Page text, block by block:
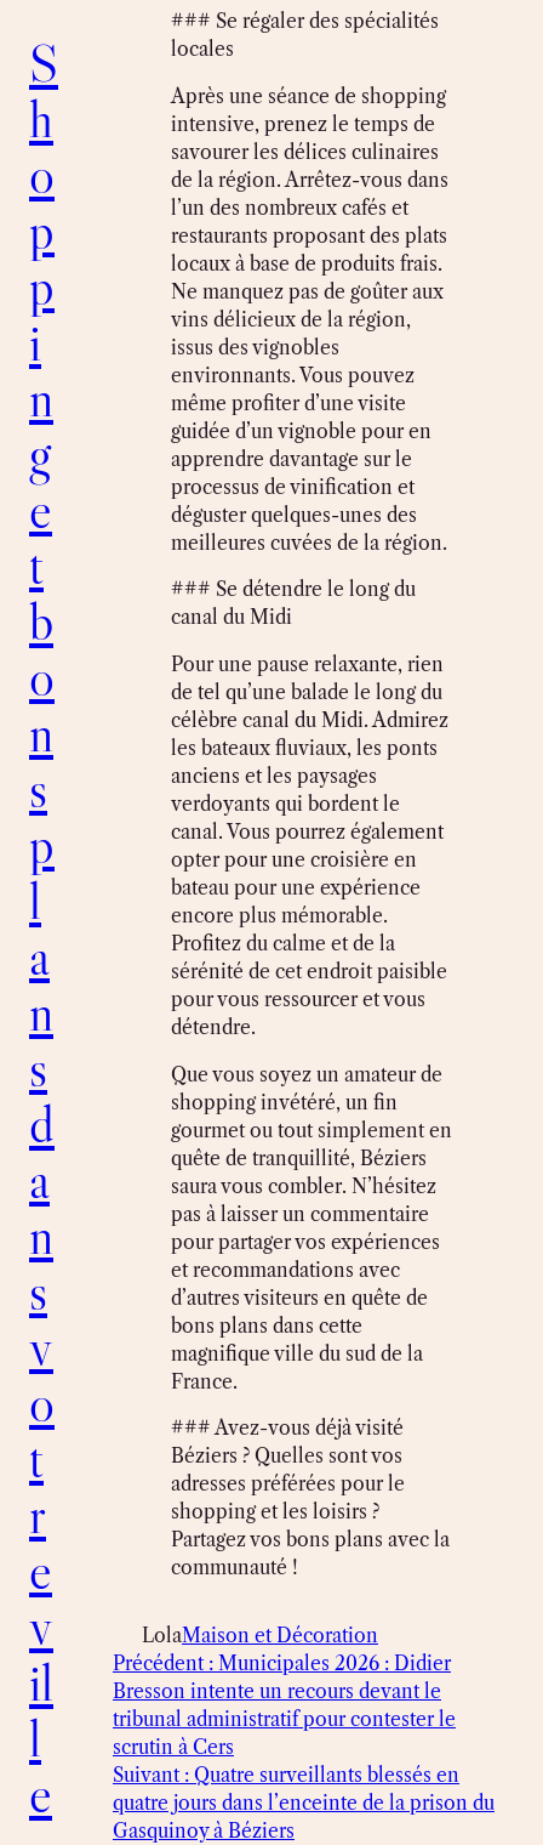
S
h
o
p
p
i
n
g
e
t
b
o
n
s
p
l
a
n
s
d
a
n
s
v
o
t
r
e
v
il
l
e
### Se régaler des spécialités
locales
Après une séance de shopping
intensive, prenez le temps de
savourer les délices culinaires
de la région. Arrêtez-vous dans
l’un des nombreux cafés et
restaurants proposant des plats
locaux à base de produits frais.
Ne manquez pas de goûter aux
vins délicieux de la région,
issus des vignobles
environnants. Vous pouvez
même profiter d’une visite
guidée d’un vignoble pour en
apprendre davantage sur le
processus de vinification et
déguster quelques-unes des
meilleures cuvées de la région.
### Se détendre le long du
canal du Midi
Pour une pause relaxante, rien
de tel qu’une balade le long du
célèbre canal du Midi. Admirez
les bateaux fluviaux, les ponts
anciens et les paysages
verdoyants qui bordent le
canal. Vous pourrez également
opter pour une croisière en
bateau pour une expérience
encore plus mémorable.
Profitez du calme et de la
sérénité de cet endroit paisible
pour vous ressourcer et vous
détendre.
Que vous soyez un amateur de
shopping invétéré, un fin
gourmet ou tout simplement en
quête de tranquillité, Béziers
saura vous combler. N’hésitez
pas à laisser un commentaire
pour partager vos expériences
et recommandations avec
d’autres visiteurs en quête de
bons plans dans cette
magnifique ville du sud de la
France.
### Avez-vous déjà visité
Béziers ? Quelles sont vos
adresses préférées pour le
shopping et les loisirs ?
Partagez vos bons plans avec la
communauté !
LolaMaison et Décoration
Précédent : Municipales 2026 : Didier
Bresson intente un recours devant le
tribunal administratif pour contester le
scrutin à Cers
Suivant : Quatre surveillants blessés en
quatre jours dans l’enceinte de la prison du
Gasquinoy à Béziers